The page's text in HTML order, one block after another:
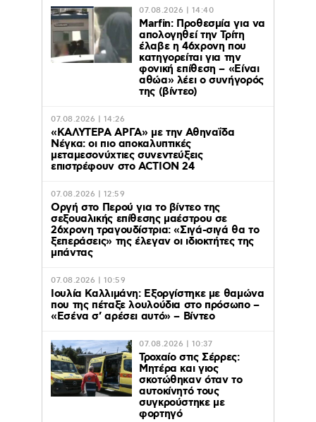
07.08.2026 | 14:40
Marfin: Προθεσμία για να
απολογηθεί την Τρίτη
έλαβε η 46χρονη που
κατηγορείται για την
φονική επίθεση – «Είναι
αθώα» λέει ο συνήγορός
της (βίντεο)
07.08.2026 | 14:26
«ΚΑΛΥΤΕΡΑ ΑΡΓΑ» με την Αθηναΐδα
Νέγκα: οι πιο αποκαλυπτικές
μεταμεσονύχτιες συνεντεύξεις
επιστρέφουν στο ACTION 24
07.08.2026 | 12:59
Οργή στο Περού για το βίντεο της
σεξουαλικής επίθεσης μαέστρου σε
26χρονη τραγουδίστρια: «Σιγά-σιγά θα το
ξεπεράσεις» της έλεγαν οι ιδιοκτήτες της
μπάντας
07.08.2026 | 10:59
Ιουλία Καλλιμάνη: Εξοργίστηκε με θαμώνα
που της πέταξε λουλούδια στο πρόσωπο –
«Εσένα σ’ αρέσει αυτό» – Βίντεο
07.08.2026 | 10:37
Τροχαίο στις Σέρρες:
Μητέρα και γιος
σκοτώθηκαν όταν το
αυτοκίνητό τους
συγκρούστηκε με
φορτηγό